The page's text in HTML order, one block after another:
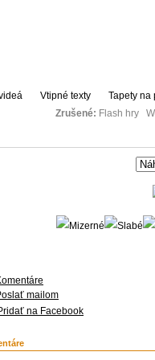
Vtipné texty Tapety na
Zrušené: Flash hry
mailom
na Facebook